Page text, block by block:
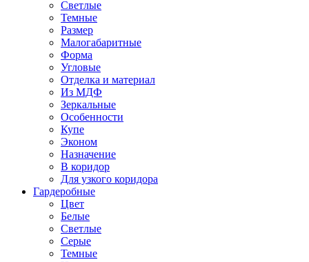
Светлые
Темные
Размер
Малогабаритные
Форма
Угловые
Отделка и материал
Из МДФ
Зеркальные
Особенности
Купе
Эконом
Назначение
В коридор
Для узкого коридора
Гардеробные
Цвет
Белые
Светлые
Серые
Темные